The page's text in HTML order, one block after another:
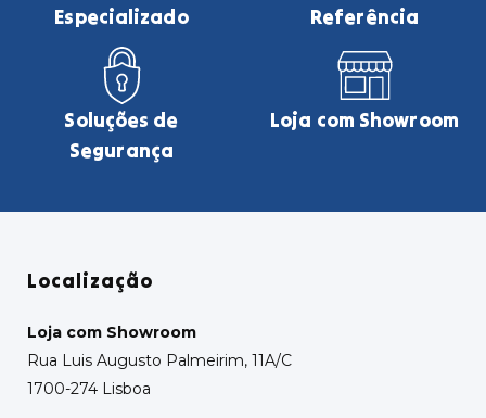
Especializado
Referência
Soluções de
Segurança
Loja com Showroom
Localização
Loja com Showroom
Rua Luis Augusto Palmeirim, 11A/C
1700-274 Lisboa